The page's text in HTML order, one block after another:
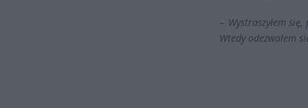
– Wystraszyłem
Wtedy odezwałem